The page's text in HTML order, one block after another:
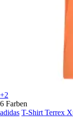
+2
6 Farben
adidas T-Shirt Terrex